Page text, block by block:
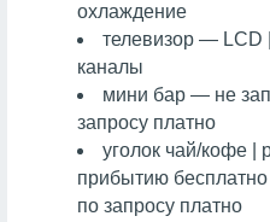
охлаждение
телевизор — LCD
каналы
мини бар — не
запросу платно
уголок чай/кофе |
прибытию
по запросу платно